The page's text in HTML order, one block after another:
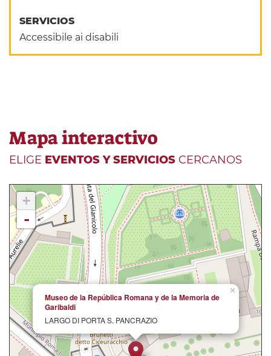
SERVICIOS
Accessibile ai disabili
Mapa interactivo
ELIGE EVENTOS Y SERVICIOS CERCANOS
×
Museo de la República Romana y de la Memoria de
Garibaldi
LARGO DI PORTA S. PANCRAZIO
+
-